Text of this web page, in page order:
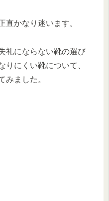
直かなり迷います。
礼にならない靴の選び
りにくい靴について、
みました。